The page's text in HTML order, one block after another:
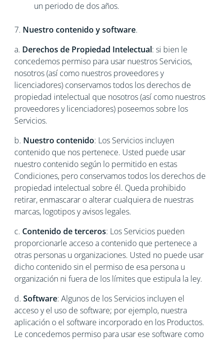
un periodo de dos años.
7. Nuestro contenido y software.
a. Derechos de Propiedad Intelectual: si bien le
concedemos permiso para usar nuestros Servicios,
nosotros (así como nuestros proveedores y
licenciadores) conservamos todos los derechos de
propiedad intelectual que nosotros (así como nuestros
proveedores y licenciadores) poseemos sobre los
Servicios.
b. Nuestro contenido: Los Servicios incluyen
contenido que nos pertenece. Usted puede usar
nuestro contenido según lo permitido en estas
Condiciones, pero conservamos todos los derechos de
propiedad intelectual sobre él. Queda prohibido
retirar, enmascarar o alterar cualquiera de nuestras
marcas, logotipos y avisos legales.
c. Contenido de terceros: Los Servicios pueden
proporcionarle acceso a contenido que pertenece a
otras personas u organizaciones. Usted no puede usar
dicho contenido sin el permiso de esa persona u
organización ni fuera de los límites que estipula la ley.
d. Software: Algunos de los Servicios incluyen el
acceso y el uso de software; por ejemplo, nuestra
aplicación o el software incorporado en los Productos.
Le concedemos permiso para usar ese software como